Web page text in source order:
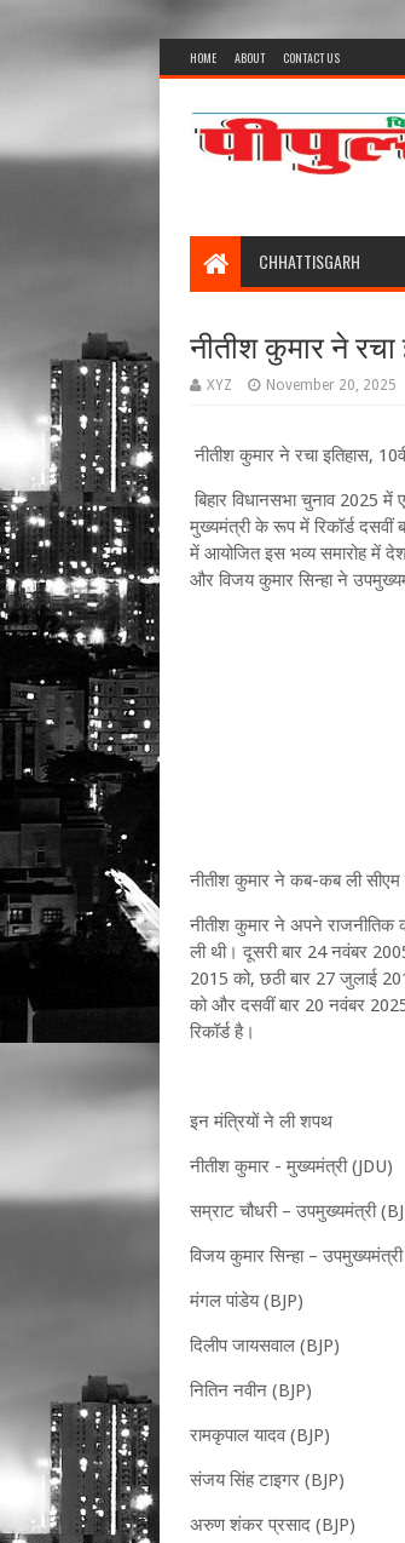
HOME ABOUT CONTACT US
CHHATTISGARH
नीतीश कुमार ने रचा
XYZ November 20, 2025
नीतीश कुमार ने रचा इतिहास,
बिहार विधानसभा चुनाव 2025
मुख्यमंत्री के रूप में रिकॉर्ड दसवीं
में आयोजित इस भव्य समारोह में
और विजय कुमार सिन्हा ने
नीतीश कुमार ने कब-कब ली
नीतीश कुमार ने अपने राजनीतिक
ली थी। दूसरी बार 24 नवंबर
2015 को, छठी बार 27 जुलाई
को और दसवीं बार 20 नवंबर
रिकॉर्ड है।
इन मंत्रियों ने ली शपथ
नीतीश कुमार - मुख्यमंत्री (JDU)
सम्राट चौधरी – उपमुख्यमंत्री
विजय कुमार सिन्हा –
मंगल पांडेय (BJP)
दिलीप जायसवाल (BJP)
नितिन नवीन (BJP)
रामकृपाल यादव (BJP)
संजय सिंह टाइगर (BJP)
अरुण शंकर प्रसाद (BJP)